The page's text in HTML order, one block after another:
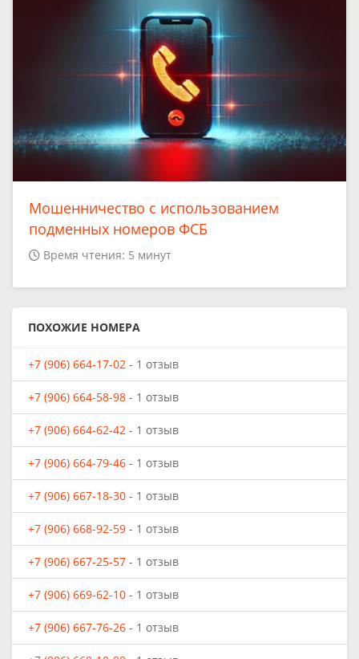
Мошенничество с использованием
подменных номеров ФСБ
Время чтения: 5 минут
ПОХОЖИЕ НОМЕРА
+7 (906) 664-17-02 - 1 отзыв
+7 (906) 664-58-98 - 1 отзыв
+7 (906) 664-62-42 - 1 отзыв
+7 (906) 664-79-46 - 1 отзыв
+7 (906) 667-18-30 - 1 отзыв
+7 (906) 668-92-59 - 1 отзыв
+7 (906) 667-25-57 - 1 отзыв
+7 (906) 669-62-10 - 1 отзыв
+7 (906) 667-76-26 - 1 отзыв